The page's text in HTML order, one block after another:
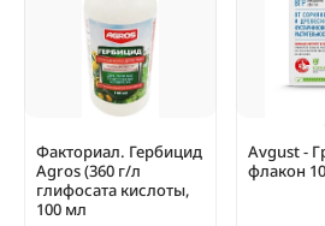
Средство действует быстро: уже через
опрыскивания мох исчезнет. Препарат
мох, но и на 2 месяца защищает от его
Факториал. Гербицид
Agros (360 г/л
глифосата кислоты,
100 мл
Avgust -
флакон